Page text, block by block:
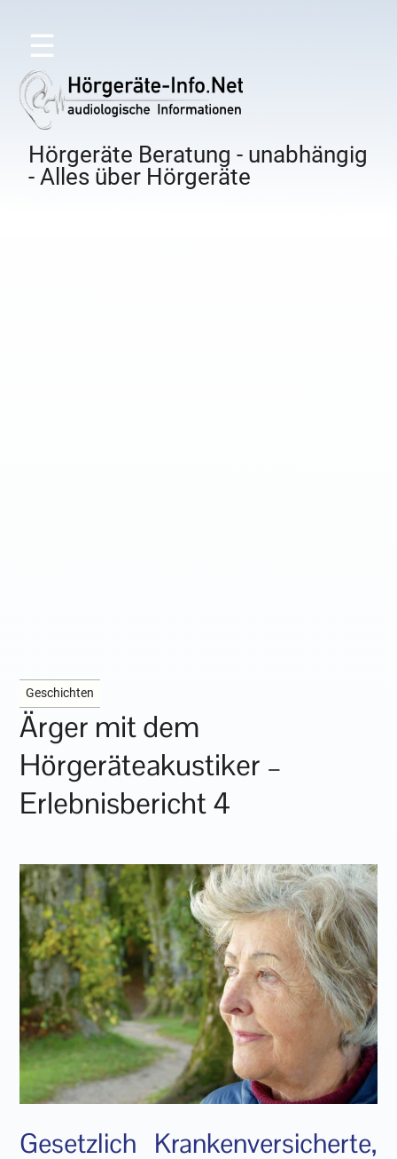
☰
Hörgeräte Beratung - unabhängig
- Alles über Hörgeräte
Geschichten
Ärger mit dem
Hörgeräteakustiker –
Erlebnisbericht 4
Gesetzlich Krankenversicherte,